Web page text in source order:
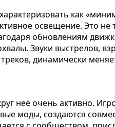
как
освещение. Это не
обновлениям
Звуки выстрелов,
динамически
неё очень активно.
моды, создаются